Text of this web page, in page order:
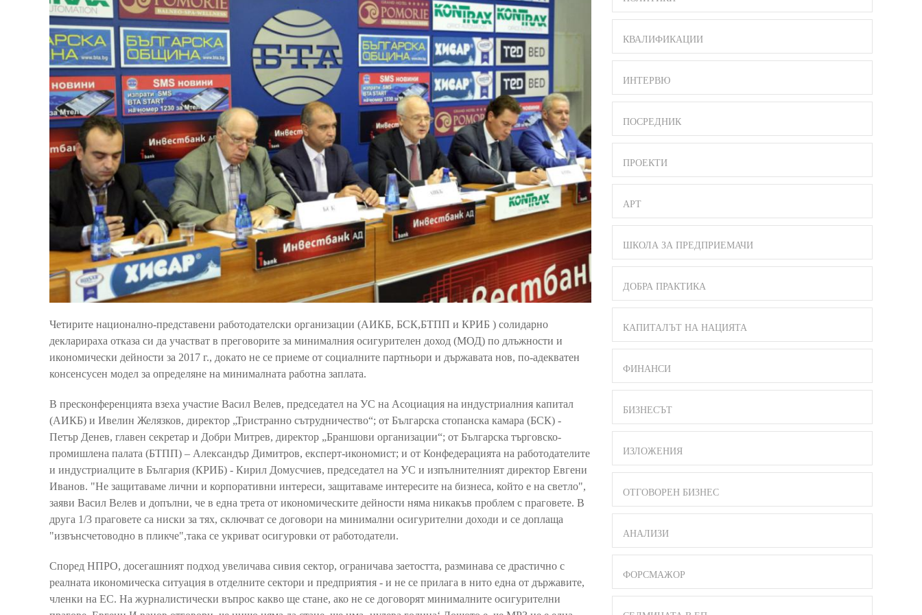
Четирите национално-представени работодателски организации (АИКБ, БСК,БТПП и КРИБ ) солидарно
декларираха отказа си да участват в преговорите за минималния осигурителен доход (МОД) по длъжности и
икономически дейности за 2017 г., докато не се приеме от социалните партньори и държавата нов, по-адекватен
консенсусен модел за определяне на минималната работна заплата.
В пресконференцията взеха участие Васил Велев, председател на УС на Асоциация на индустриалния капитал
(АИКБ) и Ивелин Желязков, директор „Тристранно сътрудничество“; от Българска стопанска камара (БСК) -
Петър Денев, главен секретар и Добри Митрев, директор „Браншови организации“; от Българска търговско-
промишлена палата (БТПП) – Александър Димитров, експерт-икономист; и от Конфедерацията на работодателите
и индустриалците в България (КРИБ) - Кирил Домусчиев, председател на УС и изпълнителният директор Евгени
Иванов. "Не защитаваме лични и корпоративни интереси, защитаваме интересите на бизнеса, който е на светло",
заяви Васил Велев и допълни, че в една трета от икономическите дейности няма никакъв проблем с праговете. В
друга 1/3 праговете са ниски за тях, сключват се договори на минимални осигурителни доходи и се доплаща
"извънсчетоводно в пликче",така се укриват осигуровки от работодатели.
Според НПРО, досегашният подход увеличава сивия сектор, ограничава заетостта, разминава се драстично с
реалната икономическа ситуация в отделните сектори и предприятия - и не се прилага в нито една от държавите,
членки на ЕС. На журналистически въпрос какво ще стане, ако не се договорят минималните осигурителни
КВАЛИФИКАЦИИ
ИНТЕРВЮ
ПОСРЕДНИК
ПРОЕКТИ
АРТ
ШКОЛА ЗА ПРЕДПРИЕМАЧИ
ДОБРА ПРАКТИКА
КАПИТАЛЪТ НА НАЦИЯТА
ФИНАНСИ
БИЗНЕСЪТ
ИЗЛОЖЕНИЯ
ОТГОВОРЕН БИЗНЕС
АНАЛИЗИ
ФОРСМАЖОР